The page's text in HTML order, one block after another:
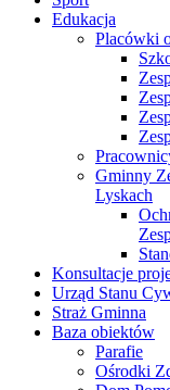
Edukacja
Placówki
Gminny
Lyskach
Konsultacje
Urząd Stanu
Straż Gminna
Baza obiektów
Parafie
Ośrodki